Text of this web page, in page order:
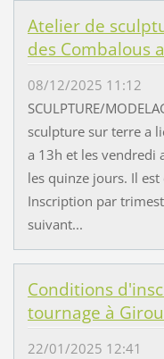
Atelier de
des Combalous
08/12/2025 11:12
SCULPTURE/
sculpture sur terre a
a 13h et les vendredi
les quinze jours. Il
Inscription par
suivant...
Conditions
tournage à
22/01/2025 12:41